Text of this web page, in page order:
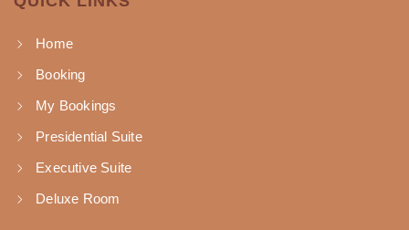
Home
Booking
My Bookings
Presidential Suite
Executive Suite
Deluxe Room